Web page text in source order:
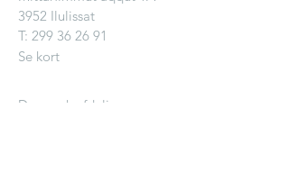
3952 Ilulissat
T: 299 36 26 91
Se kort
Danmark afdeling: